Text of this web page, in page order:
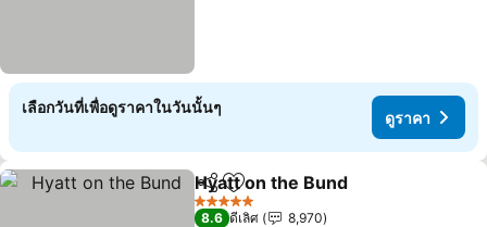
เลือกวันที่เพื่อดูราคาในวันนั้นๆ
ดูราคา
แชร์ เพิ่มในรายการโปรด
Hyatt on the Bund
5 ดาว
8.6 ดีเลิศ
8,970